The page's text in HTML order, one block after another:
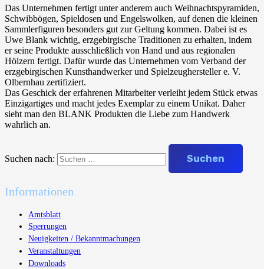
Das Unternehmen fertigt unter anderem auch Weihnachtspyramiden,
Schwibbögen, Spieldosen und Engelswolken, auf denen die kleinen
Sammlerfiguren besonders gut zur Geltung kommen. Dabei ist es
Uwe Blank wichtig, erzgebirgische Traditionen zu erhalten, indem
er seine Produkte ausschließlich von Hand und aus regionalen
Hölzern fertigt. Dafür wurde das Unternehmen vom Verband der
erzgebirgischen Kunsthandwerker und Spielzeughersteller e. V.
Olbernhau zertifiziert.
Das Geschick der erfahrenen Mitarbeiter verleiht jedem Stück etwas
Einzigartiges und macht jedes Exemplar zu einem Unikat. Daher
sieht man den BLANK Produkten die Liebe zum Handwerk
wahrlich an.
Suchen nach:
Informationen
Amtsblatt
Sperrungen
Neuigkeiten / Bekanntmachungen
Veranstaltungen
Downloads